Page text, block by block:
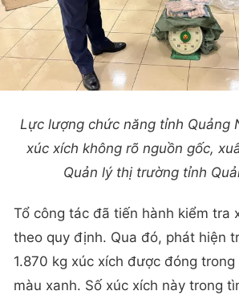
Lực lượng chức năng tỉnh Quảng
xúc xích không rõ nguồn gốc,
Quản lý thị trường tỉnh
Tổ công tác đã tiến hành kiểm tra
theo quy định. Qua đó, phát hiện
1.870 kg xúc xích được đóng
màu xanh. Số xúc xích này trong